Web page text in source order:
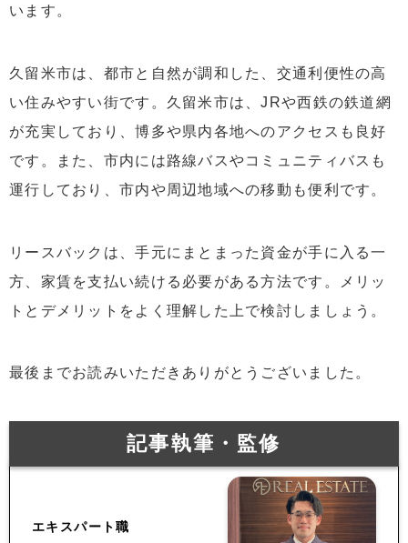
います。
久留米市は、都市と自然が調和した、交通利便性の高
い住みやすい街です。久留米市は、JRや西鉄の鉄道網
が充実しており、博多や県内各地へのアクセスも良好
です。また、市内には路線バスやコミュニティバスも
運行しており、市内や周辺地域への移動も便利です。
リースバックは、手元にまとまった資金が手に入る一
方、家賃を支払い続ける必要がある方法です。メリッ
トとデメリットをよく理解した上で検討しましょう。
最後までお読みいただきありがとうございました。
記事執筆・監修
エキスパート職